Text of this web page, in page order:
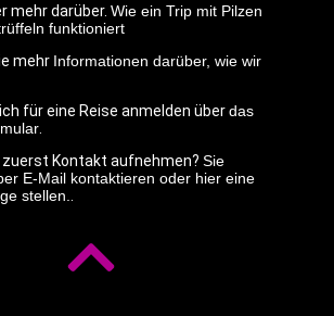
mehr darüber. Wie ein Trip mit Pilzen
funktioniert
mehr Informationen darüber, wie wir
für eine Reise anmelden überdas
zuerst Kontakt aufnehmen? Sie
E-Mail kontaktieren oder hier eine
stellen.